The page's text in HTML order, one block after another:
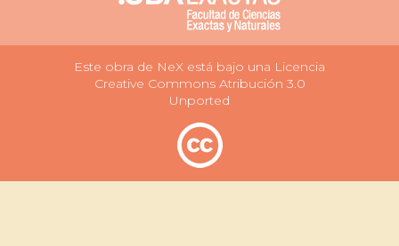
Este obra de NeX está bajo una Licencia
Creative Commons Atribución 3.0
Unported